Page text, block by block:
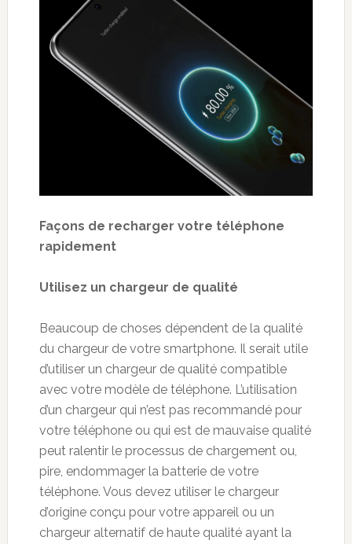
Façons de recharger votre téléphone
rapidement
Utilisez un chargeur de qualité
Beaucoup de choses dépendent de la qualité
du chargeur de votre smartphone. Il serait utile
d’utiliser un chargeur de qualité compatible
avec votre modèle de téléphone. L’utilisation
d’un chargeur qui n’est pas recommandé pour
votre téléphone ou qui est de mauvaise qualité
peut ralentir le processus de chargement ou,
pire, endommager la batterie de votre
téléphone. Vous devez utiliser le chargeur
d’origine conçu pour votre appareil ou un
chargeur alternatif de haute qualité ayant la